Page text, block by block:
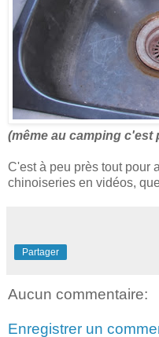
(même au camping c'est
C'est à peu près tout pour
chinoiseries en vidéos,
Partager
Aucun commentaire:
Enregistrer un